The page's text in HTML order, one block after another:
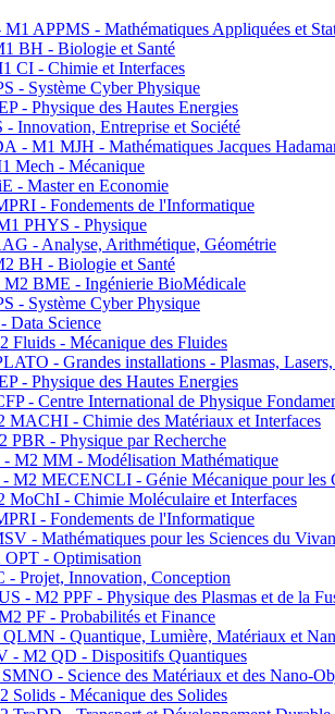
APPMS - Mathématiques Appliquées et
BH - Biologie et Santé
CI - Chimie et Interfaces
- Système Cyber Physique
- Physique des Hautes Energies
Innovation, Entreprise et Société
- M1 MJH - Mathématiques Jacques
Mech - Mécanique
- Master en Economie
- Fondements de l'Informatique
PHYS - Physique
- Analyse, Arithmétique, Géométrie
BH - Biologie et Santé
BME - Ingénierie BioMédicale
- Système Cyber Physique
Data Science
- Mécanique des Fluides
- Grandes installations - Plasmas,
- Physique des Hautes Energies
- Centre International de Physique
- Chimie des Matériaux et Interfaces
- Physique par Recherche
M2 MM - Modélisation Mathématique
M2 MECENCLI - Génie Mécanique pour les
- Chimie Moléculaire et Interfaces
- Fondements de l'Informatique
- Mathématiques pour les Sciences du
- Optimisation
Projet, Innovation, Conception
- M2 PPF - Physique des Plasmas et de la
PF - Probabilités et Finance
- Quantique, Lumière, Matériaux et
M2 QD - Dispositifs Quantiques
- Science des Matériaux et des Nano-
Solids - Mécanique des Solides